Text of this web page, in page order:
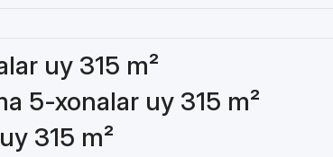
uy 315 m²
5-xonalar uy 315 m²
315 m²